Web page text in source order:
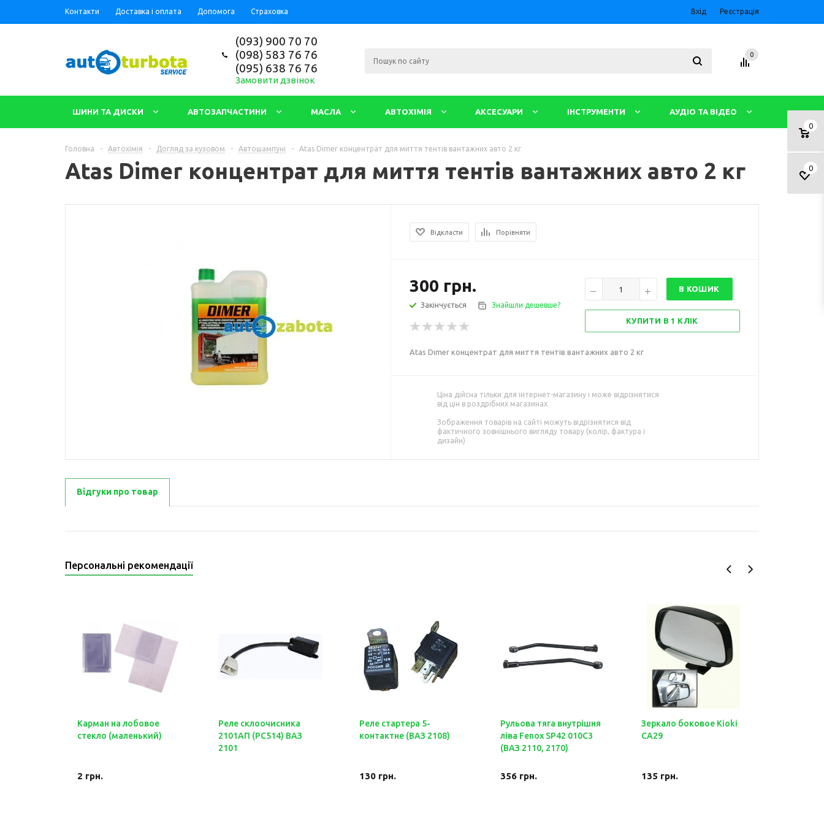
Контакти Доставка і оплата Допомога Страховка Вхід Реєстрація
(093) 900 70 70
(098) 583 76 76
(095) 638 76 76
Замовити дзвінок
0
0
0
ШИНИ ТА ДИСКИ АВТОЗАПЧАСТИНИ МАСЛА АВТОХІМІЯ АКСЕСУАРИ ІНСТРУМЕНТИ АУДІО ТА ВІДЕО
Головна - Автохімія - Догляд за кузовом - Автошампуні - Atas Dimer концентрат для миття тентів вантажних авто 2 кг
Atas Dimer концентрат для миття тентів вантажних авто 2 кг
Відкласти Порівняти
300 грн.
Закінчується Знайшли дешевше?
В КОШИК
КУПИТИ В 1 КЛІК
Atas Dimer концентрат для миття тентів вантажних авто 2 кг
Ціна дійсна тільки для інтернет-магазину і може відрізнятися
від цін в роздрібних магазинах
Зображення товарів на сайті можуть відрізнятися від
фактичного зовнішнього вигляду товару (колір, фактура і
дизайн)
Відгуки про товар
Персональні рекомендації
Карман на лобовое
стекло (маленький)
2 грн.
Реле склоочисника
2101АП (PC514) ВАЗ
2101
Реле стартера 5-
контактне (ВАЗ 2108)
130 грн.
Рульова тяга внутрішня
ліва Fenox SP42 010C3
(ВАЗ 2110, 2170)
356 грн.
Зеркало боковое Kioki
CA29
135 грн.